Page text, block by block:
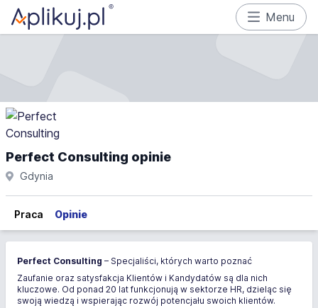
Menu
Perfect Consulting opinie
Gdynia
Praca Opinie
Perfect Consulting – Specjaliści, których warto poznać
Zaufanie oraz satysfakcja Klientów i Kandydatów są dla nich
kluczowe. Od ponad 20 lat funkcjonują w sektorze HR, dzieląc się
swoją wiedzą i wspierając rozwój potencjału swoich klientów.